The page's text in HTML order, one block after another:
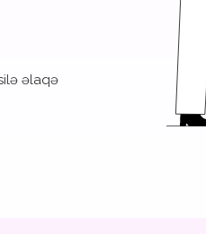
əlaqə